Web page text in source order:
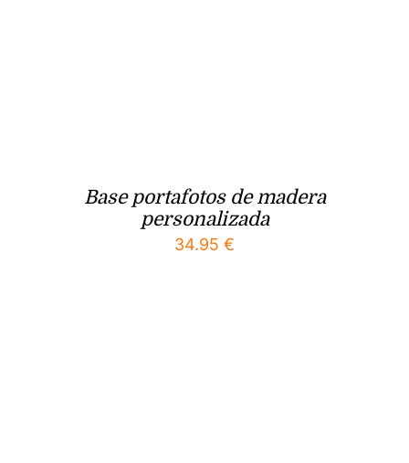
Base portafotos de madera
personalizada
34.95 €